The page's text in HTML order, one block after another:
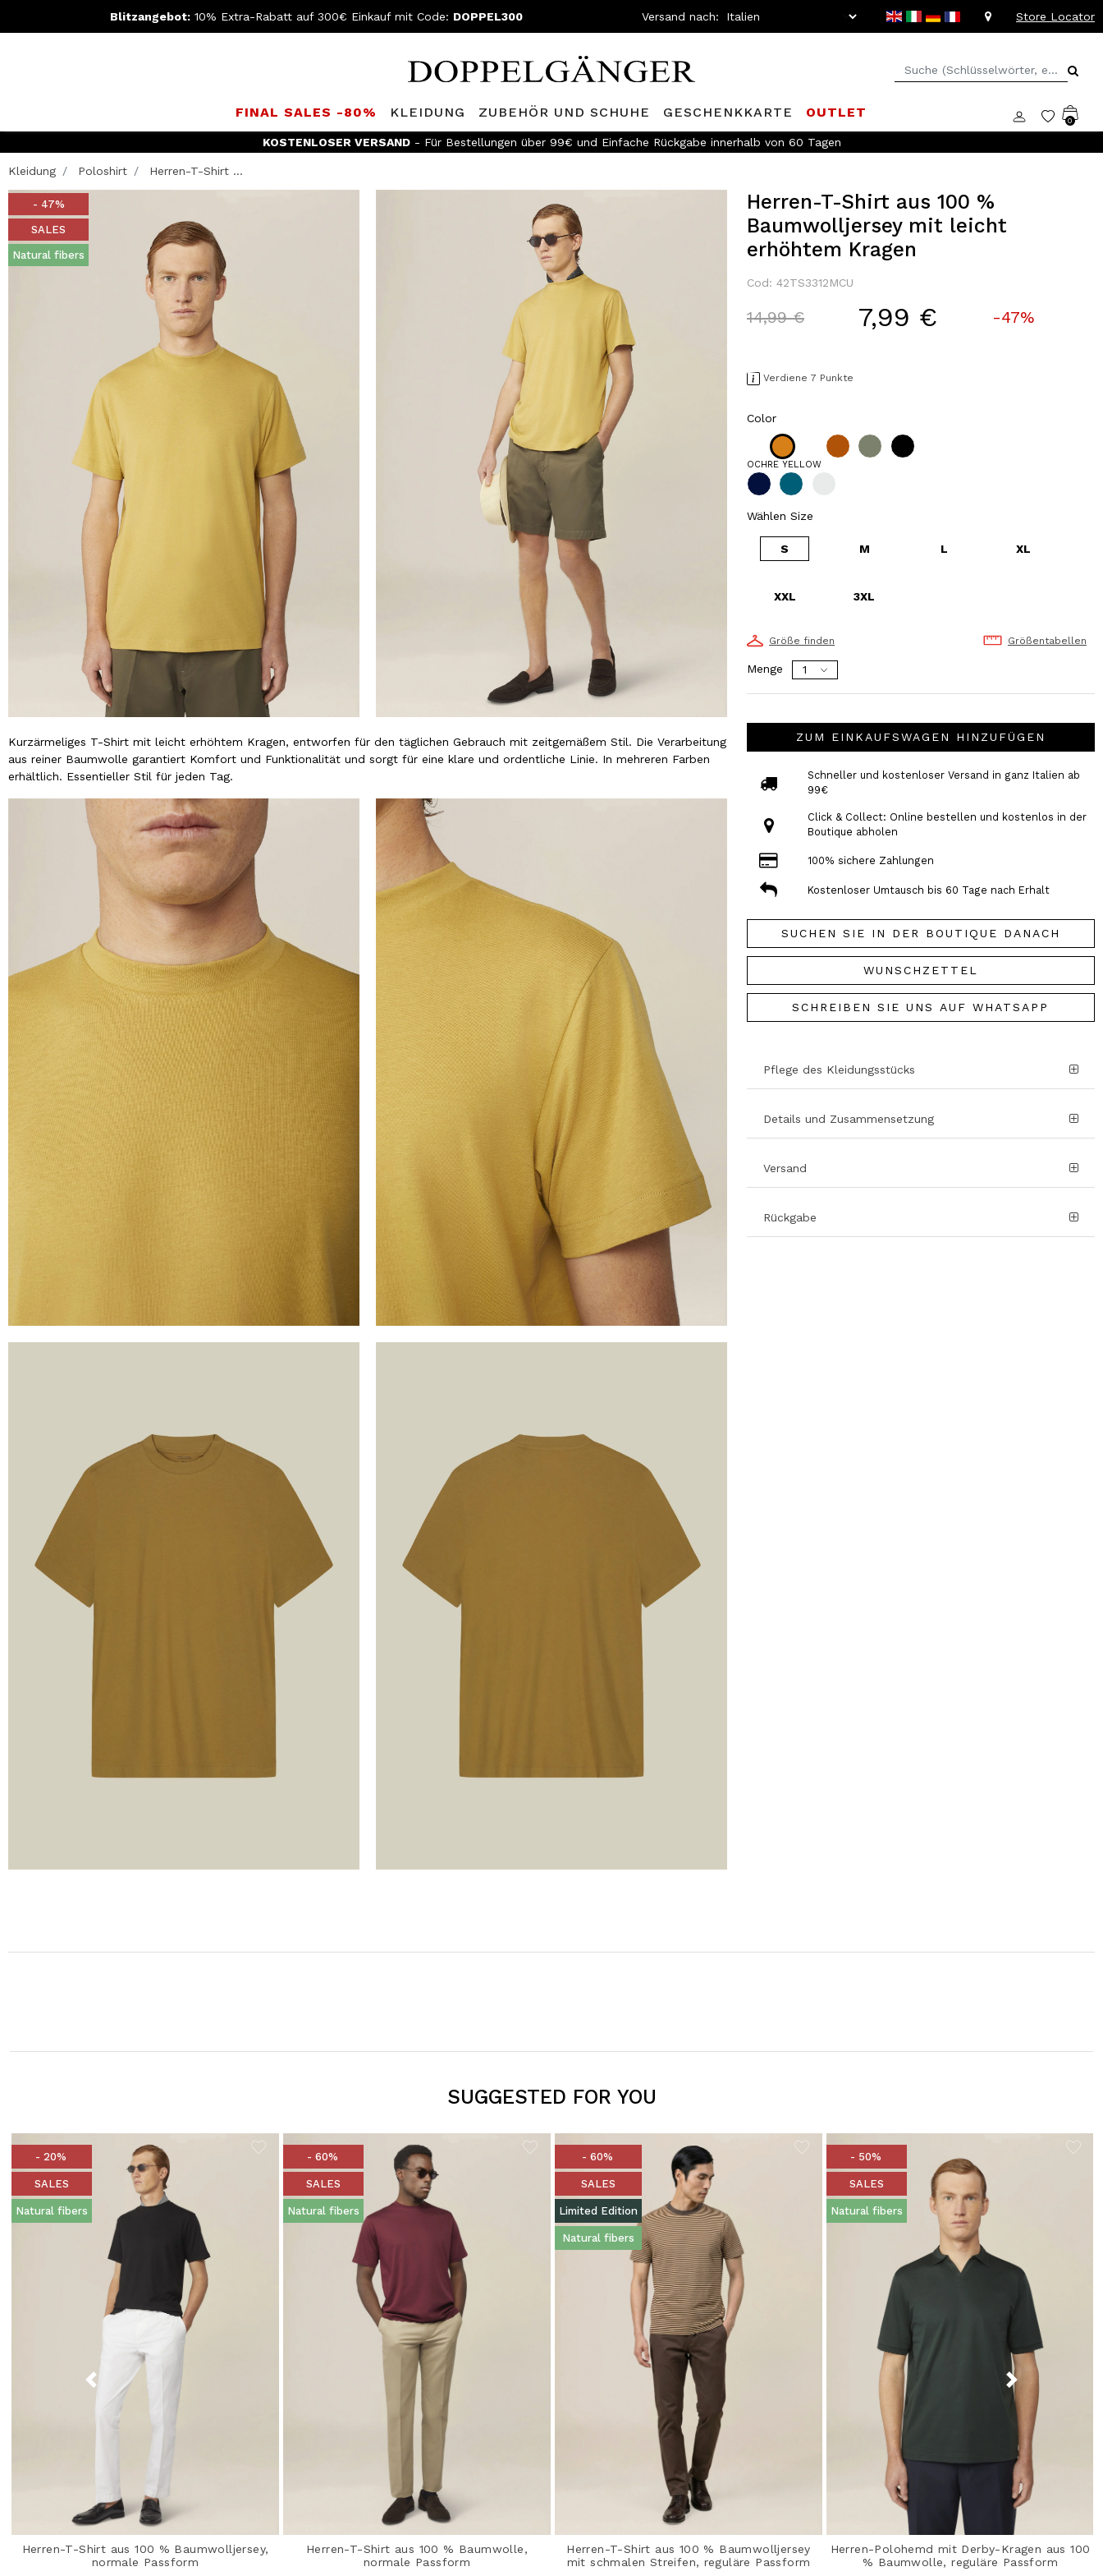
Blitzangebot: 10% Extra-Rabatt auf 300€ Einkauf mit Code: DOPPEL300 Versand nach: Store Locator
FINAL SALES -80% KLEIDUNG ZUBEHÖR UND SCHUHE GESCHENKKARTE OUTLET
0
KOSTENLOSER VERSAND- Für Bestellungen über 99€ und Einfache Rückgabe innerhalb von 60 Tagen
Kleidung Poloshirt Herren-T-Shirt ...
- 47%
SALES
Natural fibers
Kurzärmeliges T-Shirt mit leicht erhöhtem Kragen, entworfen für den täglichen Gebrauch mit zeitgemäßem Stil. Die Verarbeitung
aus reiner Baumwolle garantiert Komfort und Funktionalität und sorgt für eine klare und ordentliche Linie. In mehreren Farben
erhältlich. Essentieller Stil für jeden Tag.
Herren-T-Shirt aus 100 %
Baumwolljersey mit leicht
erhöhtem Kragen
Cod: 42TS3312MCU
Price reduced from
14,99 €to 7,99 € -47%
Verdiene 7 Punkte
Color
OCHRE YELLOW
Wählen Size
S M L XL
XXL 3XL
Größe finden Größentabellen
Menge
ZUM EINKAUFSWAGEN HINZUFÜGEN
Schneller und kostenloser Versand in ganz Italien ab
99€
Click & Collect: Online bestellen und kostenlos in der
Boutique abholen
100% sichere Zahlungen
Kostenloser Umtausch bis 60 Tage nach Erhalt
SUCHEN SIE IN DER BOUTIQUE DANACH
WUNSCHZETTEL
SCHREIBEN SIE UNS AUF WHATSAPP
Pflege des Kleidungsstücks
Details und Zusammensetzung
Versand
Rückgabe
SUGGESTED FOR YOU
- 20%
SALES
Natural fibers
Herren-T-Shirt aus 100 % Baumwolljersey,
normale Passform
- 60%
SALES
Natural fibers
Herren-T-Shirt aus 100 % Baumwolle,
normale Passform
- 60%
SALES
Limited Edition
Natural fibers
Herren-T-Shirt aus 100 % Baumwolljersey
mit schmalen Streifen, reguläre Passform
- 50%
SALES
Natural fibers
Herren-Polohemd mit Derby-Kragen aus 100
% Baumwolle, reguläre Passform